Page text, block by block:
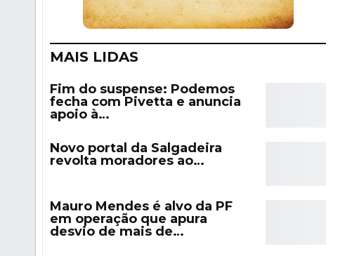
MAIS LIDAS
Fim do suspense: Podemos
fecha com Pivetta e anuncia
apoio à…
Novo portal da Salgadeira
revolta moradores ao…
Mauro Mendes é alvo da PF
em operação que apura
desvio de mais de…